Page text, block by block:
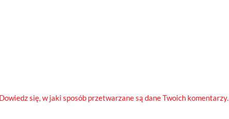
Dowiedz się, w jaki sposób przetwarzane są dane Twoich komentarzy.